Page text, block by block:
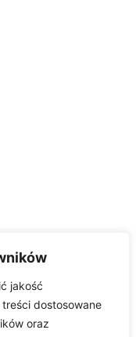
jakość
dostosowane
oraz